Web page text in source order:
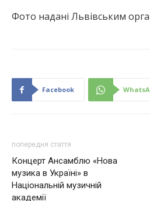
Фото надані Львівським
Facebook
попередня стаття
Концерт Ансамблю «Нова
музика в Україні» в
Національній музичній
академії